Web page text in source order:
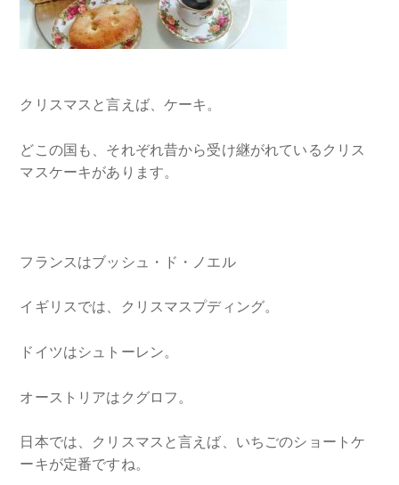
クリスマスと言えば、ケーキ。
どこの国も、それぞれ昔から受け継がれているクリス
マスケーキがあります。
フランスはブッシュ・ド・ノエル
イギリスでは、クリスマスプディング。
ドイツはシュトーレン。
オーストリアはクグロフ。
日本では、クリスマスと言えば、いちごのショートケ
ーキが定番ですね。